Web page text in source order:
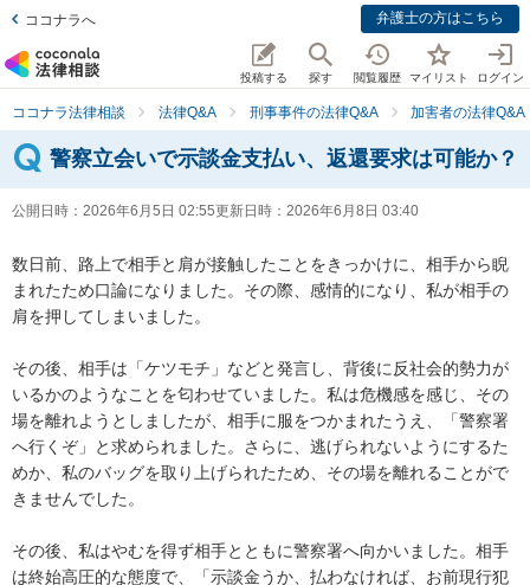
ココナラへ 弁護士の方はこちら
投稿する 探す 閲覧履歴 マイリスト ログイン
ココナラ法律相談 法律Q&A 刑事事件の法律Q&A 加害者の法律Q&A
警察立会いで示談金支払い、返還要求は可能か？
公開日時： 2026年6月5日 02:55更新日時： 2026年6月8日 03:40
数日前、路上で相手と肩が接触したことをきっかけに、相手から睨
まれたため口論になりました。その際、感情的になり、私が相手の
肩を押してしまいました。
その後、相手は「ケツモチ」などと発言し、背後に反社会的勢力が
いるかのようなことを匂わせていました。私は危機感を感じ、その
場を離れようとしましたが、相手に服をつかまれたうえ、「警察署
へ行くぞ」と求められました。さらに、逃げられないようにするた
めか、私のバッグを取り上げられたため、その場を離れることがで
きませんでした。
その後、私はやむを得ず相手とともに警察署へ向かいました。相手
は終始高圧的な態度で、「示談金うか、払わなければ、お前現行犯